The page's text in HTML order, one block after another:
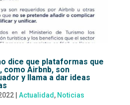
dice que plataformas que
como Airbnb, son
y llama a dar ideas
| Actualidad , Noticias